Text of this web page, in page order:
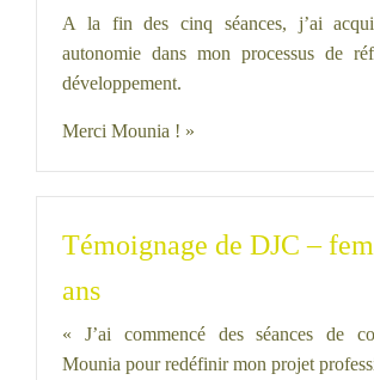
A la fin des cinq séances, j’ai
autonomie dans mon processus de
développement.
Merci Mounia ! »
Témoignage de DJC –
ans
« J’ai commencé des séances de
Mounia pour redéfinir mon projet